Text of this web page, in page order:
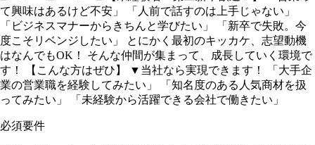
て興味はあるけど不安」 「人前で話すのは上手じゃない」
「ビジネスマナーからきちんと学びたい」 「新卒で失敗。今
度こそリベンジしたい」 とにかく最初のキッカケ、志望動機
はなんでもOK！ そんな仲間が集まって、成長していく環境で
す！ 【こんな方はぜひ】 ▼当社なら実現できます！ 「大手企
業の営業職を経験してみたい」 「知名度のある人気商材を扱
ってみたい」 「未経験から活躍できる会社で働きたい」
必須要件